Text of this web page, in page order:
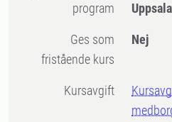
program
Uppsala
Ges som
fristående kurs
Nej
Kursavgift